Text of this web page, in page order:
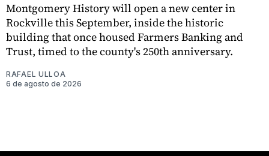
Montgomery History will open a new center in
Rockville this September, inside the historic
building that once housed Farmers Banking and
Trust, timed to the county's 250th anniversary.
RAFAEL ULLOA
6 de agosto de 2026